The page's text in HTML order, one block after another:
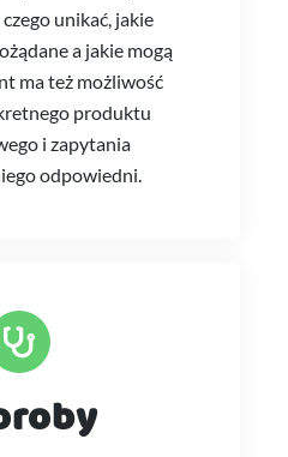
unikać, jakie
a jakie mogą
ma też możliwość
produktu
i zapytania
odpowiedni.